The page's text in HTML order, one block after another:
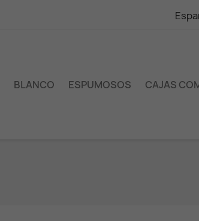
BLANCO ESPUMOSOS CAJAS